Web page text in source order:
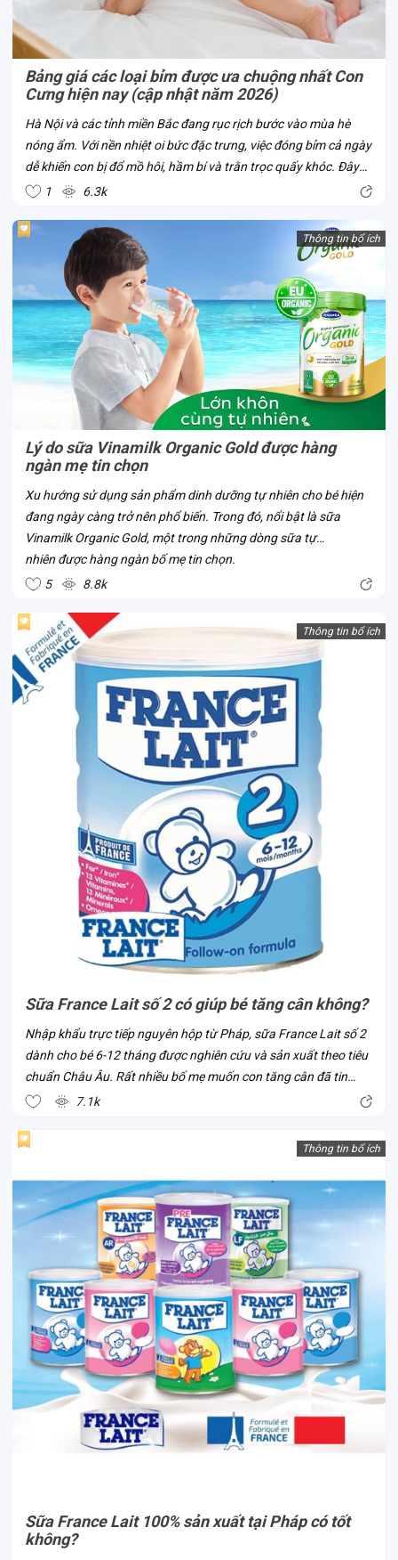
Bảng giá các loại bỉm được ưa chuộng nhất Con
Cưng hiện nay (cập nhật năm 2026)
Hà Nội và các tỉnh miền Bắc đang rục rịch bước vào mùa hè
nóng ẩm. Với nền nhiệt oi bức đặc trưng, việc đóng bỉm cả ngày
dễ khiến con bị đổ mồ hôi, hầm bí và trằn trọc quấy khóc. Đây
chính là thời điểm chuẩn nhất để mẹ cân nhắc đổi bỉm từ dày
1 6.3k
Thông tin bổ ích
Lý do sữa Vinamilk Organic Gold được hàng
ngàn mẹ tin chọn
Xu hướng sử dụng sản phẩm dinh dưỡng tự nhiên cho bé hiện
đang ngày càng trở nên phổ biến. Trong đó, nổi bật là sữa
Vinamilk Organic Gold, một trong những dòng sữa tự
nhiên được hàng ngàn bố mẹ tin chọn.
5
8.8k
Thông tin bổ ích
Sữa France Lait số 2 có giúp bé tăng cân không?
Nhập khẩu trực tiếp nguyên hộp từ Pháp, sữa France Lait số 2
dành cho bé 6-12 tháng được nghiên cứu và sản xuất theo tiêu
chuẩn Châu Âu. Rất nhiều bố mẹ muốn con tăng cân đã tin
chọn dòng sữa này ngay khi sản phẩm có mặt tại Việt Nam. Vì
7.1k
Thông tin bổ ích
Sữa France Lait 100% sản xuất tại Pháp có tốt
không?